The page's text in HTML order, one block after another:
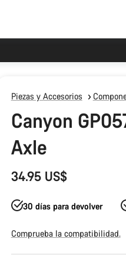
Piezas y Accesorios
Canyon
Axle
34.95 US$
30 días para devolver
Comprueba la compatibilidad.